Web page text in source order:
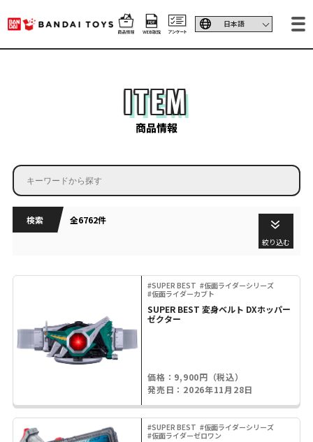
ITEM
商品情報
検索 全6762件
絞り込む
#SUPER BEST #仮面ライダーシリーズ
#仮面ライダーカブト
SUPER BEST 変身ベルト DXホッパー
ゼクター
価格：9,900円（税込）
発売日：2026年11月28日
#SUPER BEST #仮面ライダーシリーズ
#仮面ライダーゼロワン